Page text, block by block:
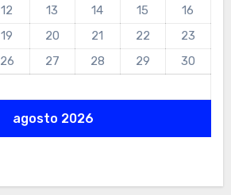
agosto 2026
12 13 14 15
16
19 20 21 22
23
26 27 28 29
30